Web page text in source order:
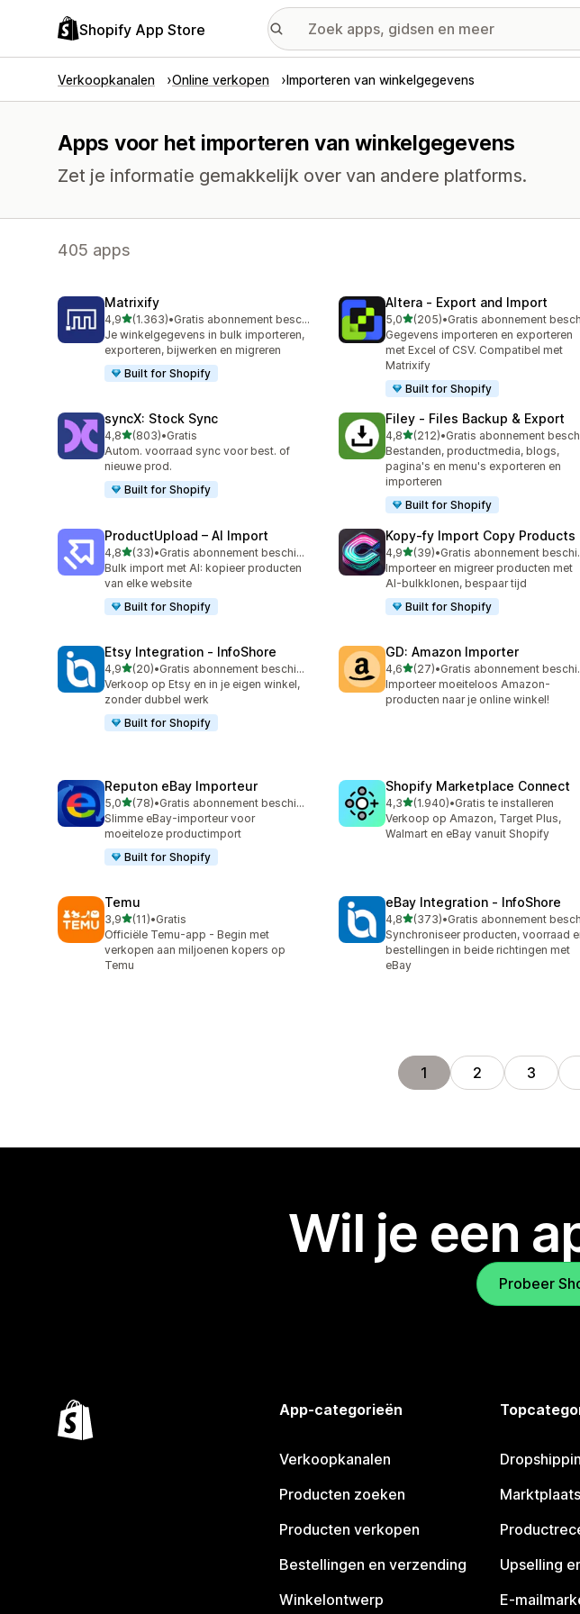
Shopify App Store
Verkoopkanalen Online verkopen Importeren van winkelgegevens
Apps voor het importeren van winkelgegevens
Zet je informatie gemakkelijk over van andere platforms.
405 apps
Matrixify
4,9van 5 sterren
(1.363)
1363 recensies in totaal
•
Gratis abonnement beschikbaar
Je winkelgegevens in bulk importeren,
exporteren, bijwerken en migreren
Built for Shopify
Altera ‑ Export and Import
5,0van 5 sterren
(205)
205 recensies in totaal
•
Gegevens importeren en exporteren
met Excel of CSV. Compatibel met
Matrixify
Built for Shopify
syncX: Stock Sync
4,8van 5 sterren
(803)
803 recensies in totaal
•Gratis
Autom. voorraad sync voor best. of
nieuwe prod.
Built for Shopify
Filey ‑ Files Backup & Export
4,8van 5 sterren
(212)
212 recensies in totaal
•
Bestanden, productmedia, blogs,
pagina's en menu's exporteren en
importeren
Built for Shopify
ProductUpload – AI Import
4,8van 5 sterren
(33)
33 recensies in totaal
•
Gratis abonnement beschikbaar
Bulk import met AI: kopieer producten
van elke website
Built for Shopify
Kopy‑fy Import Copy Products
4,9van 5 sterren
(39)
39 recensies in totaal
•
Gratis
Importeer en migreer producten met
AI-bulkklonen, bespaar tijd
Built for Shopify
Etsy Integration ‑ InfoShore
4,9van 5 sterren
(20)
20 recensies in totaal
•
Gratis abonnement beschikbaar
Verkoop op Etsy en in je eigen winkel,
zonder dubbel werk
Built for Shopify
GD: Amazon Importer
4,6van 5 sterren
(27)
27 recensies in totaal
•
Gratis
Importeer moeiteloos Amazon-
producten naar je online winkel!
Reputon eBay Importeur
5,0van 5 sterren
(78)
78 recensies in totaal
•
Gratis abonnement beschikbaar
Slimme eBay-importeur voor
moeiteloze productimport
Built for Shopify
Shopify Marketplace Connect
4,3van 5 sterren
(1.940)
1940 recensies in totaal
•Gratis te installeren
Verkoop op Amazon, Target Plus,
Walmart en eBay vanuit Shopify
Temu
3,9van 5 sterren
(11)
11 recensies in totaal
•Gratis
Officiële Temu-app - Begin met
verkopen aan miljoenen kopers op
Temu
eBay Integration ‑ InfoShore
4,8van 5 sterren
(373)
373 recensies in totaal
•
Synchroniseer producten, voorraad
bestellingen in beide richtingen met
eBay
1 2 3
Wil je een
Probeer
App-categorieën
Verkoopkanalen
Producten zoeken
Producten verkopen
Bestellingen en verzending
Winkelontwerp
Upselling
E-